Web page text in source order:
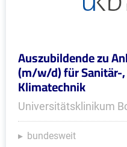
Auszubildende zu
(m/w/d) für Sanitär-
Klimatechnik
Universitätsklinikum
bundesweit